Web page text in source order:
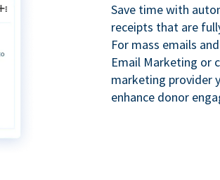
Save time with
receipts that are
For mass emails
Email Marketing or
marketing provider
enhance donor